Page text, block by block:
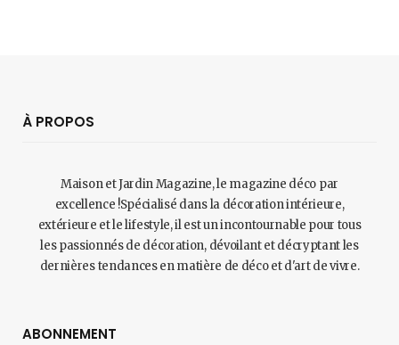
À PROPOS
Maison et Jardin Magazine, le magazine déco par
excellence !Spécialisé dans la décoration intérieure,
extérieure et le lifestyle, il est un incontournable pour tous
les passionnés de décoration, dévoilant et décryptant les
dernières tendances en matière de déco et d'art de vivre.
ABONNEMENT